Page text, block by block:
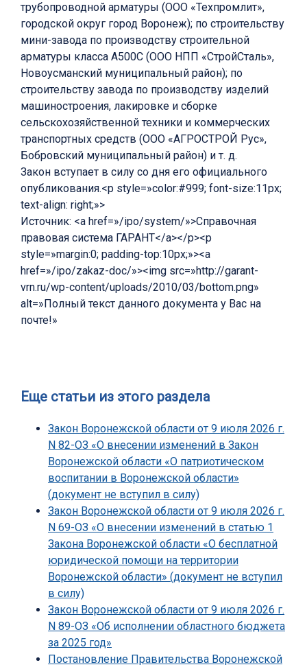
трубопроводной арматуры (ООО «Техпромлит»,
городской округ город Воронеж); по строительству
мини-завода по производству строительной
арматуры класса А500С (ООО НПП «СтройСталь»,
Новоусманский муниципальный район); по
строительству завода по производству изделий
машиностроения, лакировке и сборке
сельскохозяйственной техники и коммерческих
транспортных средств (ООО «АГРОСТРОЙ Рус»,
Бобровский муниципальный район) и т. д.
Закон вступает в силу со дня его официального
опубликования.<p style=»color:#999; font-size:11px;
text-align: right;»>
Источник: <a href=»/ipo/system/»>Справочная
правовая система ГАРАНТ</a></p><p
style=»margin:0; padding-top:10px;»><a
href=»/ipo/zakaz-doc/»><img src=»http://garant-
vrn.ru/wp-content/uploads/2010/03/bottom.png»
alt=»Полный текст данного документа у Вас на
почте!»
Еще статьи из этого раздела
Закон Воронежской области от 9 июля 2026 г.
N 82-ОЗ «О внесении изменений в Закон
Воронежской области «О патриотическом
воспитании в Воронежской области»
(документ не вступил в силу)
Закон Воронежской области от 9 июля 2026 г.
N 69-ОЗ «О внесении изменений в статью 1
Закона Воронежской области «О бесплатной
юридической помощи на территории
Воронежской области» (документ не вступил
в силу)
Закон Воронежской области от 9 июля 2026 г.
N 89-ОЗ «Об исполнении областного бюджета
за 2025 год»
Постановление Правительства Воронежской